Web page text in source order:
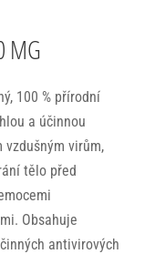
MG
100 % přírodní
a účinnou
vzdušným virům,
tělo před
Obsahuje
antivirových